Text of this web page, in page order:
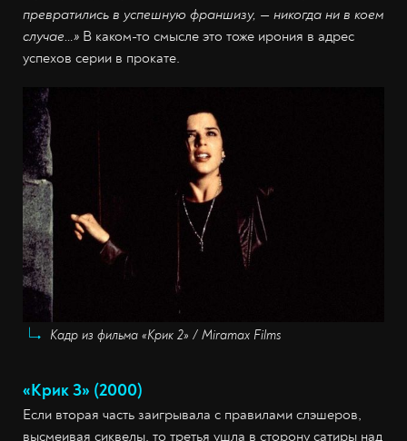
превратились в успешную франшизу, — никогда ни в коем
случае…» В каком-то смысле это тоже ирония в адрес
успехов серии в прокате.
Кадр из фильма «Крик 2» / Miramax Films
«Крик 3» (2000)
Если вторая часть заигрывала с правилами слэшеров,
высмеивая сиквелы, то третья ушла в сторону сатиры над